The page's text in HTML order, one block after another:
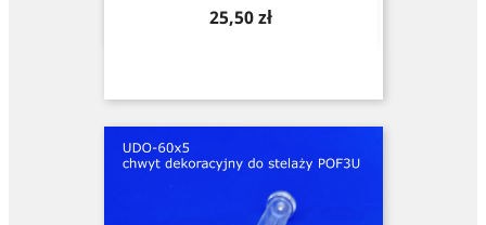
Cena
25,50 zł